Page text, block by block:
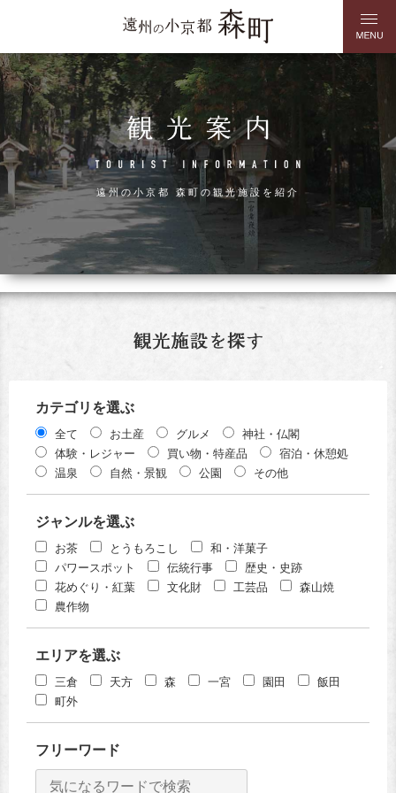
遠州の小京都 森町の観光施設を紹介
カテゴリを選ぶ
全て お土産 グルメ
神社・仏閣
体験・レジャー
買い物・特産品
宿泊・休憩処
温泉
自然・景観 公園 その他
ジャンルを選ぶ
お茶 とうもろこし
和・洋菓子
パワースポット
伝統行事
歴史・史跡
花めぐり・紅葉
文化財 工芸品
森山焼
農作物
エリアを選ぶ
三倉 天方 森 一宮 園田
飯田
町外
フリーワード